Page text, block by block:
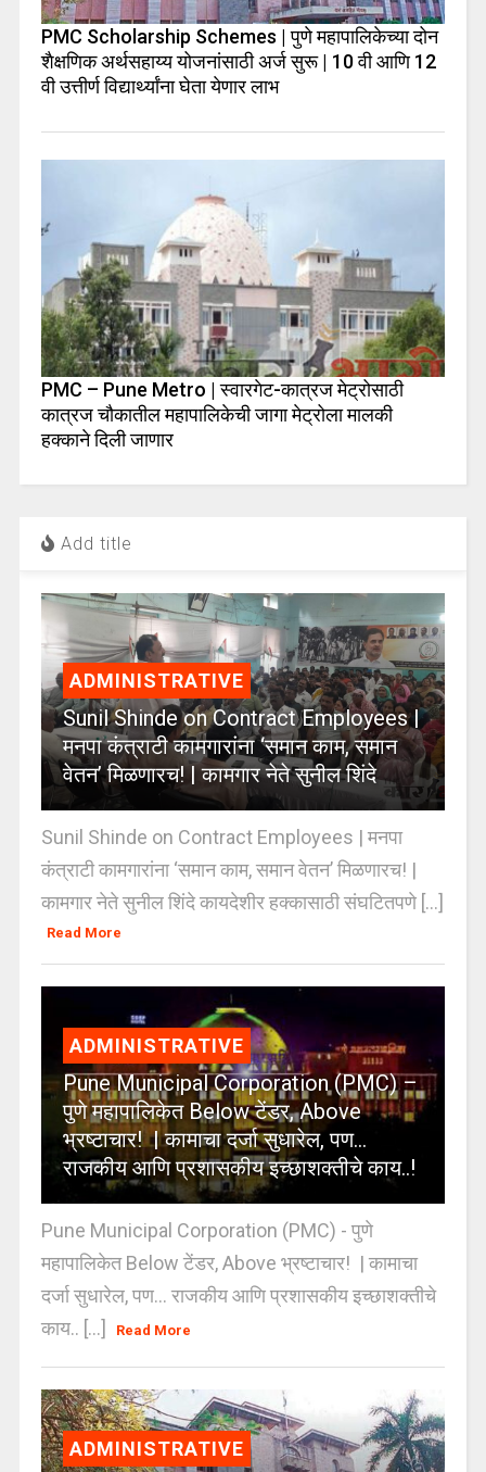
PMC Scholarship Schemes | पुणे महापालिकेच्या दोन
शैक्षणिक अर्थसहाय्य योजनांसाठी अर्ज सुरू | 10 वी आणि 12
वी उत्तीर्ण विद्यार्थ्यांना घेता येणार लाभ
PMC – Pune Metro | स्वारगेट-कात्रज मेट्रोसाठी
कात्रज चौकातील महापालिकेची जागा मेट्रोला मालकी
हक्काने दिली जाणार
Add title
ADMINISTRATIVE
Sunil Shinde on Contract Employees |
मनपा कंत्राटी कामगारांना ‘समान काम, समान
वेतन’ मिळणारच! | कामगार नेते सुनील शिंदे
Sunil Shinde on Contract Employees | मनपा
कंत्राटी कामगारांना ‘समान काम, समान वेतन’ मिळणारच! |
कामगार नेते सुनील शिंदे कायदेशीर हक्कासाठी संघटितपणे [...]
Read More
ADMINISTRATIVE
Pune Municipal Corporation (PMC) –
पुणे महापालिकेत Below टेंडर, Above
भ्रष्टाचार! | कामाचा दर्जा सुधारेल, पण…
राजकीय आणि प्रशासकीय इच्छाशक्तीचे काय..!
Pune Municipal Corporation (PMC) - पुणे
महापालिकेत Below टेंडर, Above भ्रष्टाचार! | कामाचा
दर्जा सुधारेल, पण… राजकीय आणि प्रशासकीय इच्छाशक्तीचे
काय.. [...]
Read More
ADMINISTRATIVE